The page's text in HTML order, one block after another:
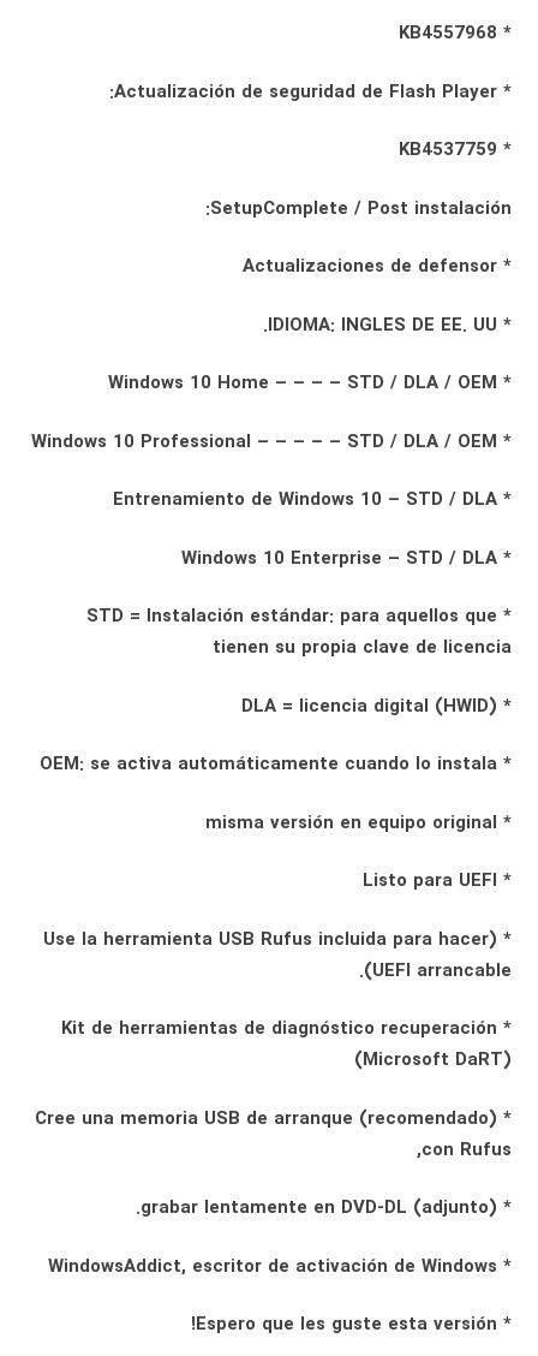
* KB4557968
* Actualización de seguridad de Flash Player:
* KB4537759
SetupComplete / Post instalación:
* Actualizaciones de defensor
* IDIOMA: INGLÉS DE EE. UU.
* Windows 10 Home – – – – STD / DLA / OEM
* Windows 10 Professional – – – – – STD / DLA / OEM
* Entrenamiento de Windows 10 – STD / DLA
* Windows 10 Enterprise – STD / DLA
* STD = Instalación estándar: para aquellos que
tienen su propia clave de licencia
* DLA = licencia digital (HWID)
* OEM: se activa automáticamente cuando lo instala
* misma versión en equipo original
* Listo para UEFI
* (Use la herramienta USB Rufus incluida para hacer
UEFI arrancable).
* Kit de herramientas de diagnóstico recuperación
(Microsoft DaRT)
* Cree una memoria USB de arranque (recomendado)
con Rufus,
* (adjunto) grabar lentamente en DVD-DL.
* WindowsAddict, escritor de activación de Windows
* Espero que les guste esta versión!